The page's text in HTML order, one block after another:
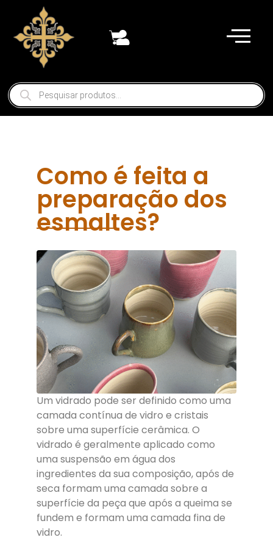
Como é feita a
preparação dos
esmaltes?
Um vidrado pode ser definido como uma
camada contínua de vidro e cristais
sobre uma superfície cerâmica. O
vidrado é geralmente aplicado como
uma suspensão em água dos
ingredientes da sua composição, após de
seca formam uma camada sobre a
superfície da peça que após a queima se
fundem e formam uma camada fina de
vidro.